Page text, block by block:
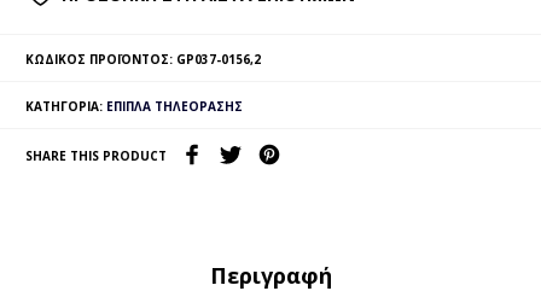
ΚΩΔΙΚΌΣ ΠΡΟΪΌΝΤΟΣ: GP037-0156,2
ΚΑΤΗΓΟΡΊΑ: ΈΠΙΠΛΑ ΤΗΛΕΌΡΑΣΗΣ
SHARE THIS PRODUCT
Περιγραφή